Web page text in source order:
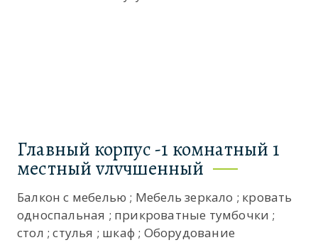
Главный корпус -1 комнатный 1
местный улучшенный
Балкон с мебелью ; Мебель зеркало ; кровать
односпальная ; прикроватные тумбочки ;
стол ; стулья ; шкаф ; Оборудование